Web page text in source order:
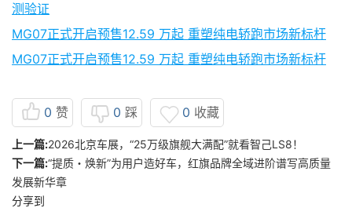
测验证
MG07正式开启预售12.59 万起 重塑纯电轿跑市场新标杆
MG07正式开启预售12.59 万起 重塑纯电轿跑市场新标杆
0 赞 0 踩 0 收藏
上一篇:2026北京车展，“25万级旗舰大满配”就看智己LS8！
下一篇:“提质・焕新”为用户造好车，红旗品牌全域进阶谱写高质量
发展新华章
分享到